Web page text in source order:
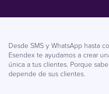
Desde SMS y WhatsApp hasta
Esendex te ayudamos a crear
única a tus clientes. Porque
depende de sus clientes.